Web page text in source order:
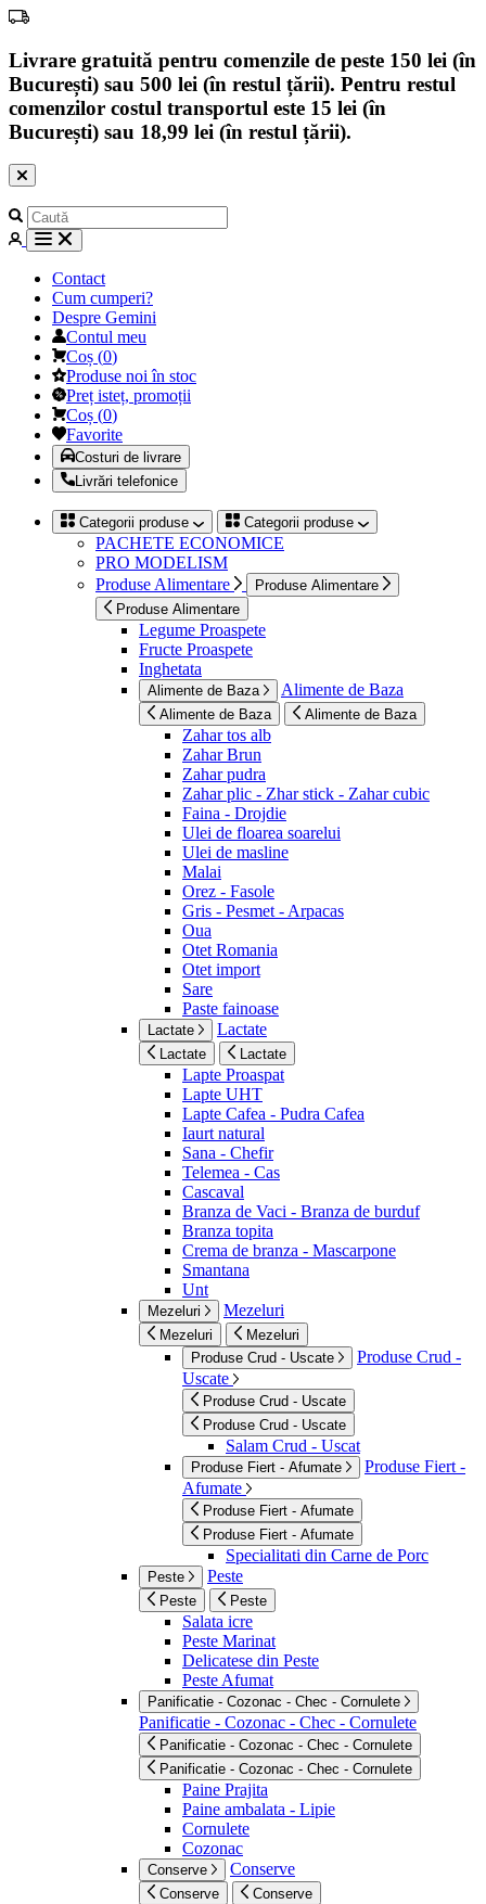
Livrare gratuită pentru comenzile de peste 150 lei (în
București) sau 500 lei (în restul țării). Pentru restul
comenzilor costul transportul este 15 lei (în
București) sau 18,99 lei (în restul țării).
Contact
Cum cumperi?
Despre Gemini
Contul meu
Coș (0)
Produse noi în stoc
Preț isteț, promoții
Coș (0)
Favorite
Costuri de livrare
Livrări telefonice
Categorii produse Categorii produse
PACHETE ECONOMICE
PRO MODELISM
Produse Alimentare
Produse Alimentare
Produse Alimentare
Legume Proaspete
Fructe Proaspete
Inghetata
Alimente de Baza Alimente de Baza
Alimente de Baza Alimente de Baza
Zahar tos alb
Zahar Brun
Zahar pudra
Zahar plic - Zhar stick - Zahar cubic
Faina - Drojdie
Ulei de floarea soarelui
Ulei de masline
Malai
Orez - Fasole
Gris - Pesmet - Arpacas
Oua
Otet Romania
Otet import
Sare
Paste fainoase
Lactate Lactate
Lactate Lactate
Lapte Proaspat
Lapte UHT
Lapte Cafea - Pudra Cafea
Iaurt natural
Sana - Chefir
Telemea - Cas
Cascaval
Branza de Vaci - Branza de burduf
Branza topita
Crema de branza - Mascarpone
Smantana
Unt
Mezeluri Mezeluri
Mezeluri
Mezeluri
Produse Crud - Uscate
Produse Crud -
Uscate
Produse Crud - Uscate
Produse Crud - Uscate
Salam Crud - Uscat
Produse Fiert - Afumate
Produse Fiert -
Afumate
Produse Fiert - Afumate
Produse Fiert - Afumate
Specialitati din Carne de Porc
Peste Peste
Peste Peste
Salata icre
Peste Marinat
Delicatese din Peste
Peste Afumat
Panificatie - Cozonac - Chec - Cornulete
Panificatie - Cozonac - Chec - Cornulete
Panificatie - Cozonac - Chec - Cornulete
Panificatie - Cozonac - Chec - Cornulete
Paine Prajita
Paine ambalata - Lipie
Cornulete
Cozonac
Conserve Conserve
Conserve Conserve